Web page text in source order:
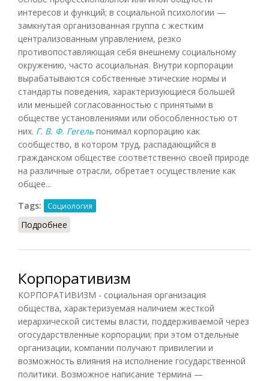
интересов и функций; в социальной психологии —
замкнутая организованная группа с жестким
централизованным управлением, резко
противопоставляющая себя внешнему социальному
окружению, часто асоциальная. Внутри корпорации
вырабатываются собственные этические нормы и
стандарты поведения, характеризующиеся большей
или меньшей согласованностью с принятыми в
обществе установлениями или обособленностью от
них. Г. В. Ф. Гегельпонимал корпорацию как
сообщество, в котором труд, распадающийся в
гражданском обществе соответственно своей природе
на различные отрасли, обретает осуществление как
общее...
Tags:
Социология
Подробнее
Корпоративизм
КОРПОРАТИВИЗМ - социальная организация
общества, характеризуемая наличием жесткой
иерархической системы власти, поддерживаемой через
огосударствленные корпорации; при этом отдельные
организации, компании получают привилегии и
возможность влияния на исполнение государственной
политики. Возможное написание термина —